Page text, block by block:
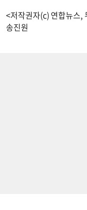
<저작권자(c) 연합뉴스,
송진원